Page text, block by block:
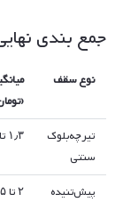
جمع بندی
نوع سقف
تیرچه‌بلوک
سنتی
۱٫۳ تا ۱٫۸ میلیون
پیش‌تنیده
۲ تا ۲.۵ میلیون